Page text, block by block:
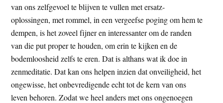
van ons zelfgevoel te blijven te vullen met ersatz-
oplossingen, met rommel, in een vergeefse poging om hem te
dempen, is het zoveel fijner en interessanter om de randen
van die put proper te houden, om erin te kijken en de
bodemloosheid zelfs te eren. Dat is althans wat ik doe in
zenmeditatie. Dat kan ons helpen inzien dat onveiligheid, het
ongewisse, het onbevredigende echt tot de kern van ons
leven behoren. Zodat we heel anders met ons ongenoegen